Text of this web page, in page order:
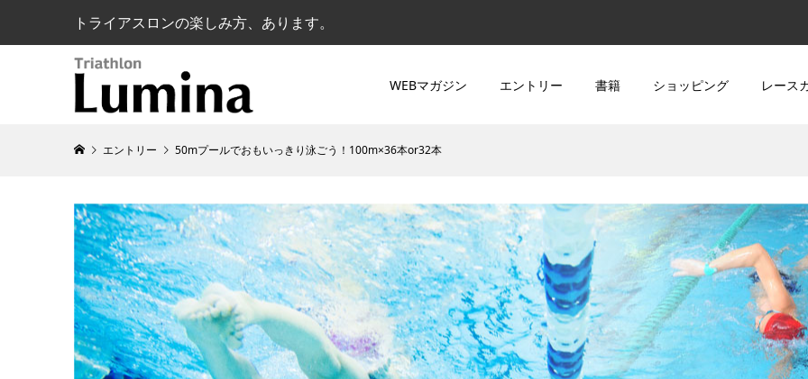
トライアスロンの楽しみ方、あります。
WEBマガジン エントリー 書籍 ショッピング レース
エントリー 50mプールでおもいっきり泳ごう！100m×36本or32本